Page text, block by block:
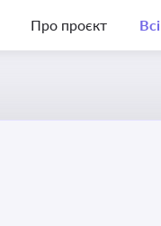
Про проєкт